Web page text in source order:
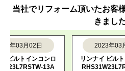
当社でリフォーム頂いたお客
きまし
03月02日
トインコンロ
13A
2023年03月02
リンナイ ビルトイ